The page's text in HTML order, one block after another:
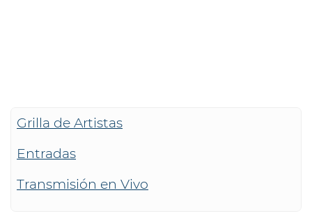
Grilla de Artistas
Entradas
Transmisión en Vivo